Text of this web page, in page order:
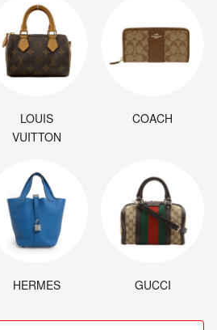
LOUIS
VUITTON
COACH
HERMES GUCCI